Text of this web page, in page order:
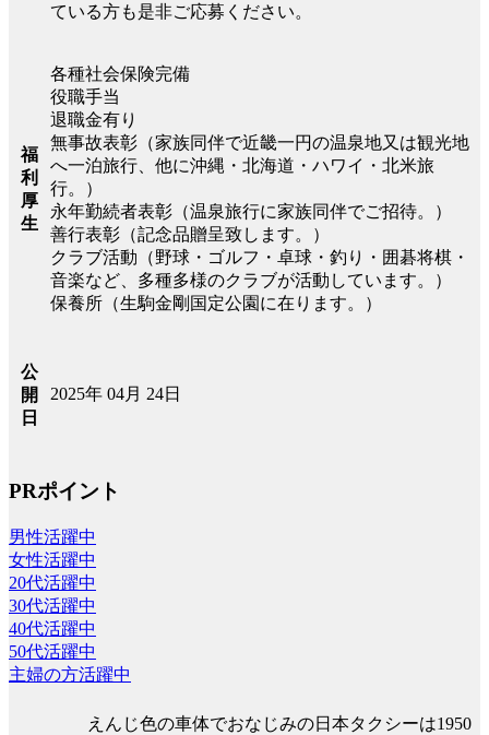
ている方も是非ご応募ください。
福
利
厚
生
各種社会保険完備
役職手当
退職金有り
無事故表彰（家族同伴で近畿一円の温泉地又は観光地
へ一泊旅行、他に沖縄・北海道・ハワイ・北米旅
行。）
永年勤続者表彰（温泉旅行に家族同伴でご招待。）
善行表彰（記念品贈呈致します。）
クラブ活動（野球・ゴルフ・卓球・釣り・囲碁将棋・
音楽など、多種多様のクラブが活動しています。）
保養所（生駒金剛国定公園に在ります。）
公
開
日
2025年 04月 24日
PRポイント
男性活躍中
女性活躍中
20代活躍中
30代活躍中
40代活躍中
50代活躍中
主婦の方活躍中
えんじ色の車体でおなじみの日本タクシーは1950